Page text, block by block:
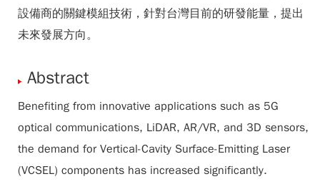
設備商的關鍵模組技術，針對台灣目前的研發能量，提出
未來發展方向。
Abstract
Benefiting from innovative applications such as 5G
optical communications, LiDAR, AR/VR, and 3D sensors,
the demand for Vertical-Cavity Surface-Emitting Laser
(VCSEL) components has increased significantly.